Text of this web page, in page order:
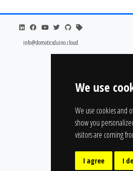
We use
We use cookies and
show you
visitors are coming
I agree I
info@domoticsduino.cloud